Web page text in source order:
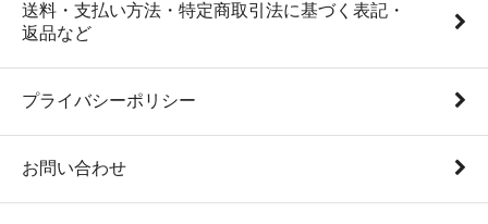
送料・支払い方法・特定商取引法に基づく表記・
返品など
プライバシーポリシー
お問い合わせ